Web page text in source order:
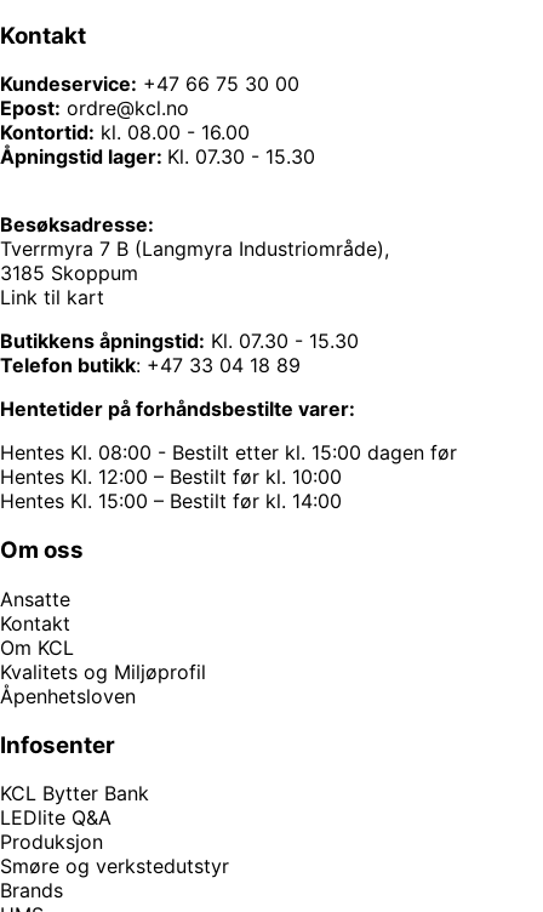
Kontakt
Kundeservice: +47 66 75 30 00
Epost: ordre@kcl.no
Kontortid: kl. 08.00 - 16.00
Åpningstid lager: Kl. 07.30 - 15.30
Besøksadresse:
Tverrmyra 7 B (Langmyra Industriområde),
3185 Skoppum
Link til kart
Butikkens åpningstid: Kl. 07.30 - 15.30
Telefon butikk: +47 33 04 18 89
Hentetider på forhåndsbestilte varer:
Hentes Kl. 08:00 - Bestilt etter kl. 15:00 dagen før
Hentes Kl. 12:00 – Bestilt før kl. 10:00
Hentes Kl. 15:00 – Bestilt før kl. 14:00
Om oss
Ansatte
Kontakt
Om KCL
Kvalitets og Miljøprofil
Åpenhetsloven
Infosenter
KCL Bytter Bank
LEDlite Q&A
Produksjon
Smøre og verkstedutstyr
Brands